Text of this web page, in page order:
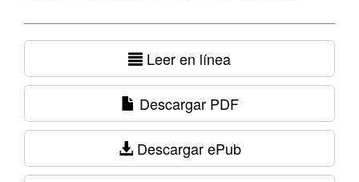
Leer en línea
Descargar PDF
Descargar ePub